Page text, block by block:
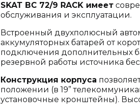
SKAT BC 72/9 RACK имеет
обслуживания и эксплуатации.
Встроенный двухполюсный
аккумуляторных батарей от
подключения дополнительных
резервной работы источника
Конструкция корпуса
положении (в 19”
установочные кронштейны).